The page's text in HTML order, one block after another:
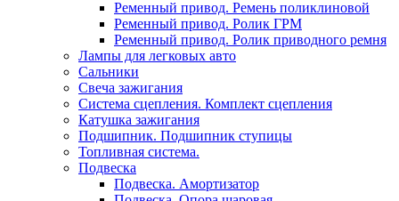
Ременный привод. Ремень поликлиновой
Ременный привод. Ролик ГРМ
Ременный привод. Ролик приводного ремня
Лампы для легковых авто
Сальники
Свеча зажигания
Система сцепления. Комплект сцепления
Катушка зажигания
Подшипник. Подшипник ступицы
Топливная система.
Подвеска
Подвеска. Амортизатор